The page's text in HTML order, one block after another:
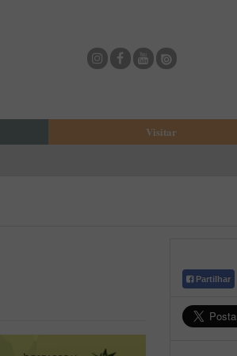
Visitar
Partilhar